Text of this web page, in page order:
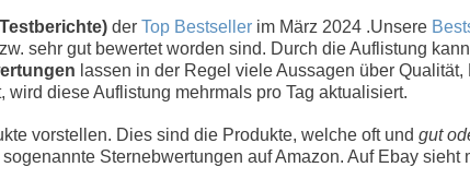
der Top Bestseller im März 2024 .Unsere
sehr gut bewertet worden sind. Durch die Auflistung
lassen in der Regel viele Aussagen über
wird diese Auflistung mehrmals pro Tag aktualisiert.
vorstellen. Dies sind die Produkte, welche oft und gut
Sternebwertungen auf Amazon. Auf Ebay sieht